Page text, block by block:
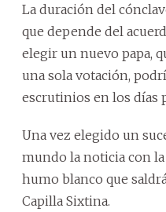
La duración del
que depende del
elegir un nuevo papa,
una sola votación,
escrutinios en los días
Una vez elegido un
mundo la noticia con la
humo blanco que
Capilla Sixtina.